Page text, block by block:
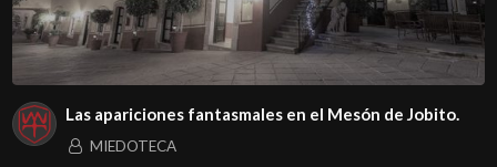
Las apariciones fantasmales en el Mesón de Jobito.
MIEDOTECA